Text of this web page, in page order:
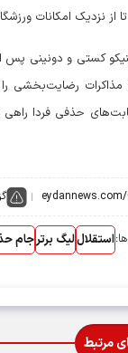
تا از نزدیک امکانات
کستی و دونینی پس
مذاکرات رضایت‌بخشی
حذفی فردا راهی
استقلاللیگ برترجام
مرتبط